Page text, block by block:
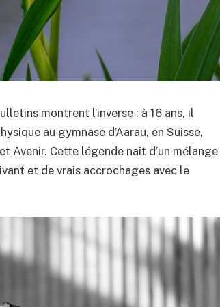
montrent l’inverse : à 16 ans, il
au gymnase d’Aarau, en Suisse,
Avenir. Cette légende naît d’un mélange
et de vrais accrochages avec le